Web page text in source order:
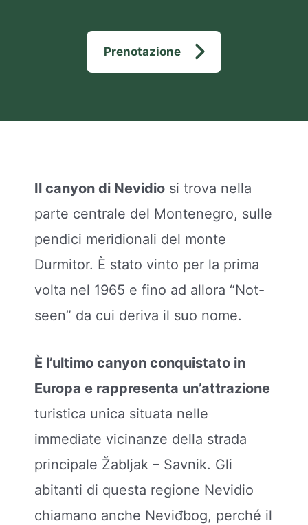
Prenotazione
Il canyon di Nevidio si trova nella
parte centrale del Montenegro, sulle
pendici meridionali del monte
Durmitor. È stato vinto per la prima
volta nel 1965 e fino ad allora “Not-
seen” da cui deriva il suo nome.
È l’ultimo canyon conquistato in
Europa e rappresenta un’attrazione
turistica unica situata nelle
immediate vicinanze della strada
principale Žabljak – Savnik. Gli
abitanti di questa regione Nevidio
chiamano anche Neviđbog, perché il